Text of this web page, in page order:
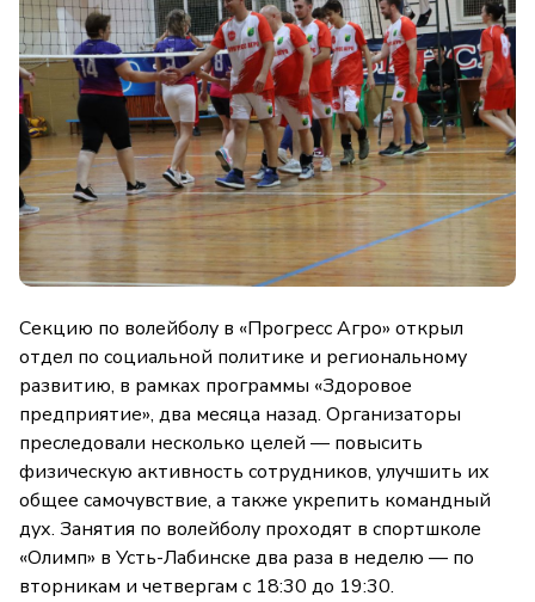
Секцию по волейболу в «Прогресс Агро» открыл
отдел по социальной политике и региональному
развитию, в рамках программы «Здоровое
предприятие», два месяца назад. Организаторы
преследовали несколько целей — повысить
физическую активность сотрудников, улучшить их
общее самочувствие, а также укрепить командный
дух. Занятия по волейболу проходят в спортшколе
«Олимп» в Усть-Лабинске два раза в неделю — по
вторникам и четвергам с 18:30 до 19:30.